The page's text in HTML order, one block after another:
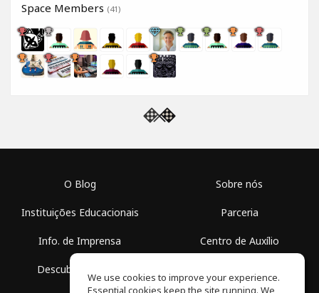
Space Members (41)
O Blog
Instituições Educacionais
Info. de Imprensa
Descubra Espaços
Sobre nós
Parceria
Centro de Auxílio
We use cookies to improve your experience.
Essential cookies keep the site running. We